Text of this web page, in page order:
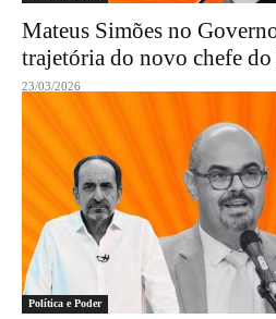
Mateus Simões no
trajetória do novo chefe
23/03/2026
Política e Poder